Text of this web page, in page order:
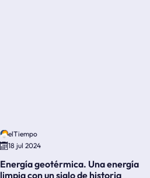
elTiempo
18 jul 2024
Energía geotérmica. Una energía
limpia con un siglo de historia